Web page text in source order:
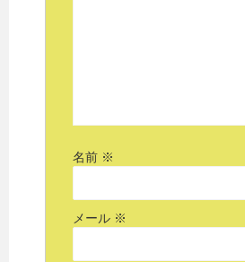
名前 ※
メール ※